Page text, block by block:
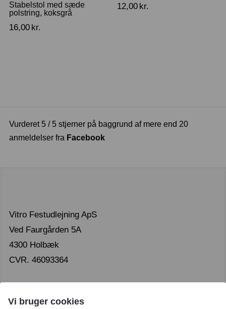
Stabelstol med sæde
polstring, koksgrå
16,00 kr.
12,00 kr.
Vurderet 5 / 5 stjerner på baggrund af mere end 20
anmeldelser fra Facebook
Vitro Festudlejning ApS
Ved Faurgården 5A
4300 Holbæk
CVR. 46093364
Vi bruger cookies